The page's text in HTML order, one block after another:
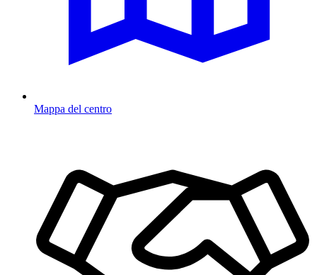
Mappa del centro